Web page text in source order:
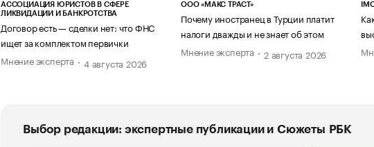
АССОЦИАЦИЯ ЮРИСТОВ В СФЕРЕ
ЛИКВИДАЦИИ И БАНКРОТСТВА
Договор есть — сделки нет: что ФНС
ищет за комплектом первички
Мнение эксперта
4 августа 2026
ООО «МАКС ТРАСТ»
Почему иностранец в Турции платит
налоги дважды и не знает об этом
Мнение эксперта
2 августа 2026
Выбор редакции: экспертные публикации и Сюжеты РБК